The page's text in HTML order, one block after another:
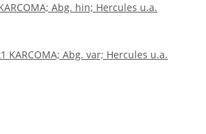
Abg. hin; Hercules u.a.